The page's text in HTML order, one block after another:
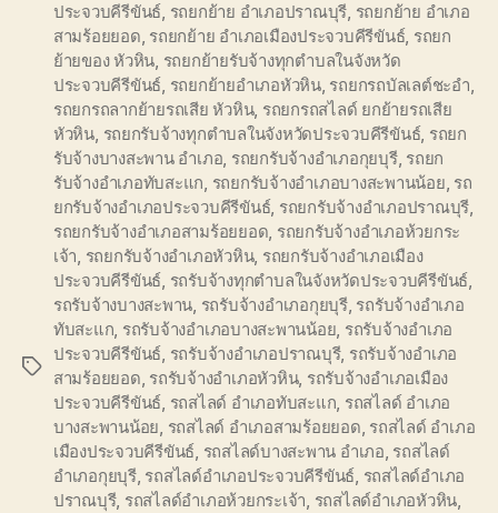
Tags
ประจวบคีรีขันธ์, รถยกย้าย อำเภอปราณบุรี, รถยกย้าย อำเภอ
สามร้อยยอด, รถยกย้าย อำเภอเมืองประจวบคีรีขันธ์, รถยก
ย้ายของ หัวหิน, รถยกย้ายรับจ้างทุกตำบลในจังหวัด
ประจวบคีรีขันธ์, รถยกย้ายอำเภอหัวหิน, รถยกรถบัลเลต์ชะอำ,
รถยกรถลากย้ายรถเสีย หัวหิน, รถยกรถสไลด์ ยกย้ายรถเสีย
หัวหิน, รถยกรับจ้างทุกตำบลในจังหวัดประจวบคีรีขันธ์, รถยก
รับจ้างบางสะพาน อำเภอ, รถยกรับจ้างอำเภอกุยบุรี, รถยก
รับจ้างอำเภอทับสะแก, รถยกรับจ้างอำเภอบางสะพานน้อย, รถ
ยกรับจ้างอำเภอประจวบคีรีขันธ์, รถยกรับจ้างอำเภอปราณบุรี,
รถยกรับจ้างอำเภอสามร้อยยอด, รถยกรับจ้างอำเภอห้วยกระ
เจ้า, รถยกรับจ้างอำเภอหัวหิน, รถยกรับจ้างอำเภอเมือง
ประจวบคีรีขันธ์, รถรับจ้างทุกตำบลในจังหวัดประจวบคีรีขันธ์,
รถรับจ้างบางสะพาน, รถรับจ้างอำเภอกุยบุรี, รถรับจ้างอำเภอ
ทับสะแก, รถรับจ้างอำเภอบางสะพานน้อย, รถรับจ้างอำเภอ
ประจวบคีรีขันธ์, รถรับจ้างอำเภอปราณบุรี, รถรับจ้างอำเภอ
สามร้อยยอด, รถรับจ้างอำเภอหัวหิน, รถรับจ้างอำเภอเมือง
ประจวบคีรีขันธ์, รถสไลด์ อำเภอทับสะแก, รถสไลด์ อำเภอ
บางสะพานน้อย, รถสไลด์ อำเภอสามร้อยยอด, รถสไลด์ อำเภอ
เมืองประจวบคีรีขันธ์, รถสไลด์บางสะพาน อำเภอ, รถสไลด์
อำเภอกุยบุรี, รถสไลด์อำเภอประจวบคีรีขันธ์, รถสไลด์อำเภอ
ปราณบุรี, รถสไลด์อำเภอห้วยกระเจ้า, รถสไลด์อำเภอหัวหิน,